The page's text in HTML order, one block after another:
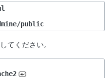
public
てください。